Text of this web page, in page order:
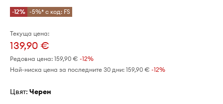
-12% -5%* с код: FS
Текуща цена:
139,90 €
Редовна цена: 159,90 € -12%
Най-ниска цена за последните 30 дни: 159,90 € -12%
Цвят: черен